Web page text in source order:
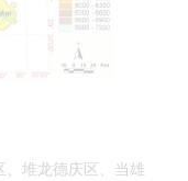
堆龙德庆区、当雄